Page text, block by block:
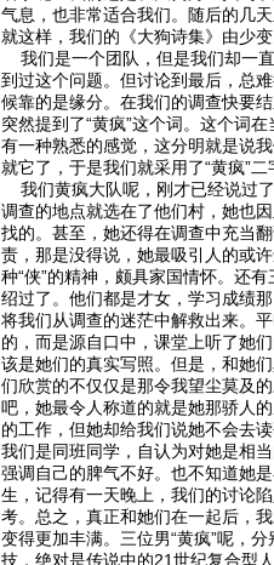
气息，也非常适合我们。随后的几
就这样，我们的《大狗诗集》由少
我们是一个团队，但是我们却一
到过这个问题。但讨论到最后，总
候靠的是缘分。在我们的调查快要
突然提到了“黄疯”这个词。这个词
有一种熟悉的感觉，这分明就是说
就它了，于是我们就采用了“黄疯”
我们黄疯大队呢，刚才已经说过了
调查的地点就选在了他们村，她也
找的。甚至，她还得在调查中充当
责，那是没得说，她最吸引人的或
种“侠”的精神，颇具家国情怀。还
绍过了。他们都是才女，学习成绩
将我们从调查的迷茫中解救出来。
的，而是源自口中，课堂上听了她
该是她们的真实写照。但是，和她
们欣赏的不仅仅是那令我望尘莫及
吧，她最令人称道的就是她那骄人
的工作，但她却给我们说她不会去
我们是同班同学，自认为对她是相
强调自己的脾气不好。也不知道她
生，记得有一天晚上，我们的讨论
考。总之，真正和她们在一起后，
变得更加丰满。三位男“黄疯”呢，
技，绝对是传说中的21世纪复合型